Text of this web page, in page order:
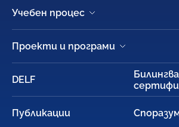
Учебен процес
Проекти и програми
DELF
Публикации